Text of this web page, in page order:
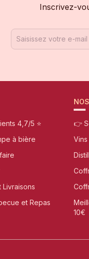
Inscrivez-
4,7/5 ⭐
à bière
Livraisons
et Repas
👉
10€